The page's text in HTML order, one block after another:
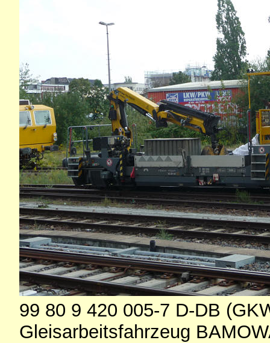
99 80 9 420 005-7 D-DB
Gleisarbeitsfahrzeug